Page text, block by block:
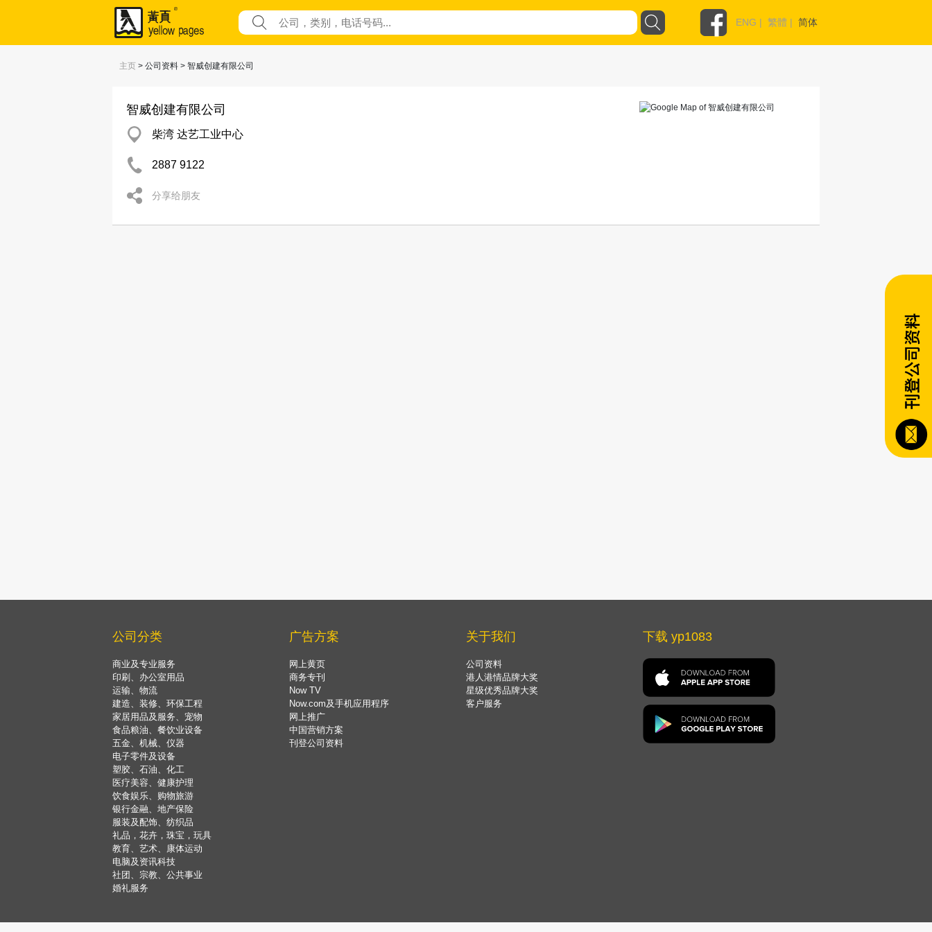
ENG | 繁體 | 简体
主页 > 公司资料 > 智威创建有限公司
智威创建有限公司
柴湾 达艺工业中心
2887 9122
分享给朋友
公司分类
商业及专业服务
印刷、办公室用品
运输、物流
建造、装修、环保工程
家居用品及服务、宠物
食品粮油、餐饮业设备
五金、机械、仪器
电子零件及设备
塑胶、石油、化工
医疗美容、健康护理
饮食娱乐、购物旅游
银行金融、地产保险
服装及配饰、纺织品
礼品，花卉，珠宝，玩具
教育、艺术、康体运动
电脑及资讯科技
社团、宗教、公共事业
婚礼服务
广告方案
网上黄页
商务专刊
Now TV
Now.com及手机应用程序
网上推广
中国营销方案
刊登公司资料
关于我们
公司资料
港人港情品牌大奖
星级优秀品牌大奖
客户服务
下载 yp1083